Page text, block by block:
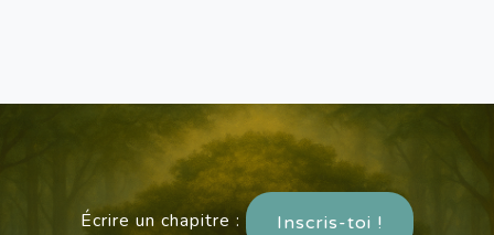
Écrire un chapitre : Inscris-toi !